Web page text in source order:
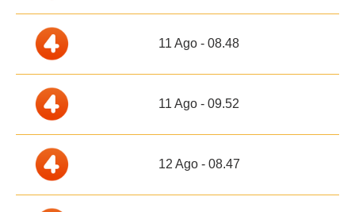
11 Ago - 08.48
11 Ago - 09.52
12 Ago - 08.47